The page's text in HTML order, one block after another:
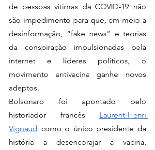
de pessoas vítimas da COVID-19 não
são impedimento para que, em meio a
desinformação, “fake news” e teorias
da conspiração impulsionadas pela
internet e líderes políticos, o
movimento antivacina ganhe novos
adeptos.
Bolsonaro foi apontado pelo
historiador francês Laurent-Henri
Vignaud como o único presidente da
história a desencorajar a vacina,